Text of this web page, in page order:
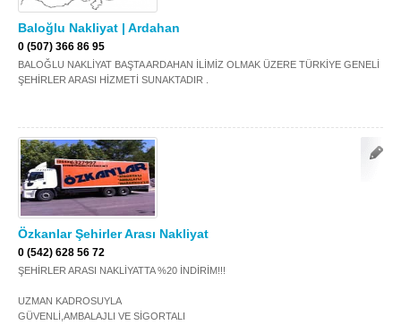
Samsun Siirt
Sinop Sivas
Tekirdağ Tokat
Trabzon Tunceli
Uşak Van
Yalova Yozgat
Zonguldak
MÜŞTERİ TALEPLERİ
Baloğlu Nakliyat | Ardahan
0 (507) 366 86 95
BALOĞLU NAKLİYAT BAŞTA ARDAHAN İLİMİZ OLMAK ÜZERE TÜRKİYE GENELİ
ŞEHİRLER ARASI HİZMETİ SUNAKTADIR .
Özkanlar Şehirler Arası Nakliyat
0 (542) 628 56 72
ŞEHİRLER ARASI NAKLİYATTA %20 İNDİRİM!!!
UZMAN KADROSUYLA
GÜVENLİ,AMBALAJLI VE SİGORTALI